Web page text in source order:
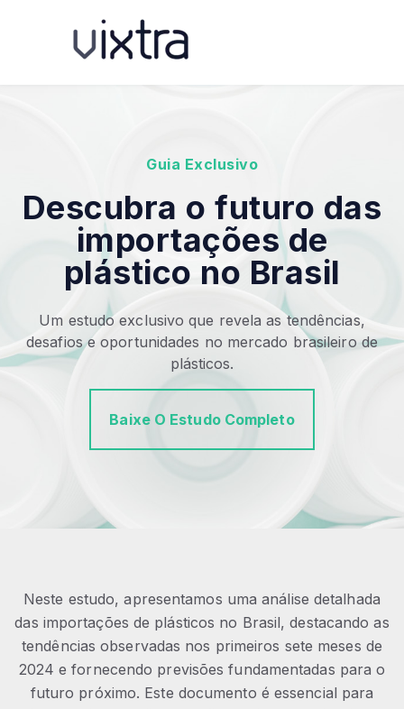
Guia Exclusivo
Descubra o futuro das
importações de
plástico no Brasil
Um estudo exclusivo que revela as tendências,
desafios e oportunidades no mercado brasileiro de
plásticos.
Baixe O Estudo Completo
Neste estudo, apresentamos uma análise detalhada
das importações de plásticos no Brasil, destacando as
tendências observadas nos primeiros sete meses de
2024 e fornecendo previsões fundamentadas para o
futuro próximo. Este documento é essencial para